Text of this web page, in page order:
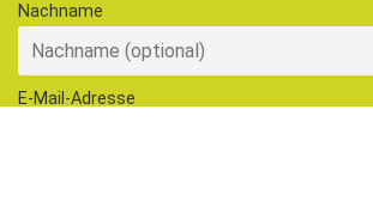
Nachname
E-Mail-Adresse